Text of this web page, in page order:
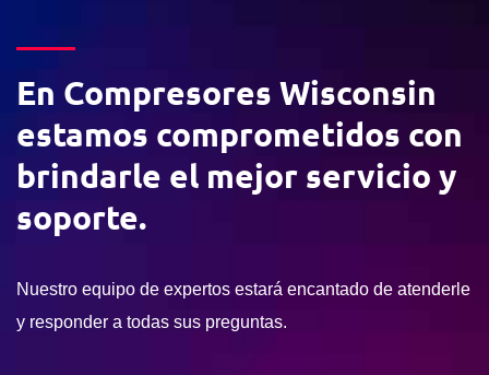
En Compresores Wisconsin
estamos comprometidos con
brindarle el mejor servicio y
soporte.
Nuestro equipo de expertos estará encantado de atenderle
y responder a todas sus preguntas.